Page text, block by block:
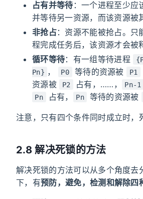
占有并等待 ：一个进程至少应
并等待另一资源，而该资源被
非抢占：资源不能被抢占。只
程完成任务后，该资源才会被
循环等待：有一组等待进程
Pn} ， P0 等待的资源被 P1
资源被
P2 占有，……， Pn-1
Pn 占有， Pn 等待的资源被
注意，只有四个条件同时成立时，
2.8 解决死锁的方法
解决死锁的方法可以从多个角度去
下，有预防，避免，检测和解除四